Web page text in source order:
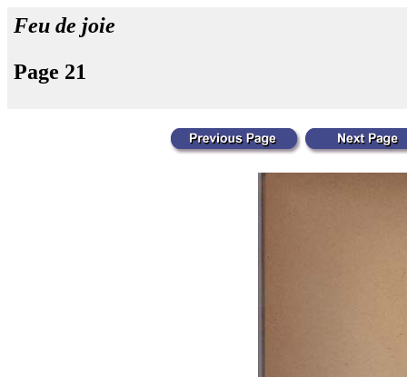
Feu de joie
Page 21